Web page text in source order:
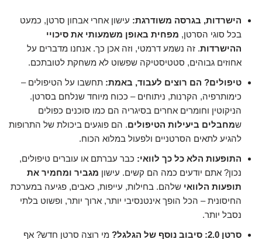
הישרדות, בגרסה משודרגת: עישון אחרי אבחון סרטן, כמעט
בכל סוגי הסרטן, מפחית באופן משמעותי את סיכויי
ההישרדות. זה נשמע דרמטי, וזה אכן כך. אנחנו מדברים על
אחוזים גבוהים, סטטיסטיקה שפשוט לא משחקת לטובתכם.
טיפולים? הם רוצים לעבוד, באמת: תחשבו על הטיפולים –
כימותרפיה, הקרנות, ניתוחים – ככוח מיוחד שנלחם בסרטן.
הניקוטין וחומרים אחרים בסיגריה הם כמו סוכנים כפולים
שמחבלים ביעילות הטיפולים. הם פוגעים ביכולת של התרופות
להגיע לתאים הסרטניים ולפעול במלוא הכוח.
התופעות הלא כל כך לוואי: כבר עברתם או עוברים טיפולים,
נכון? אתם יודעים כמה הם קשים. עישון מגביר ומחמיר את
תופעות הלוואי שלהם. בחילות, עייפות, כאבים, פגיעה במערכת
החיסונית – הכל הופך אינטנסיבי יותר, ארוך יותר, ופשוט בלתי
נסבל יותר.
סרטן 2.0: סיבוב נוסף של הגלגל?
מי רוצה סרטן חדש? אף